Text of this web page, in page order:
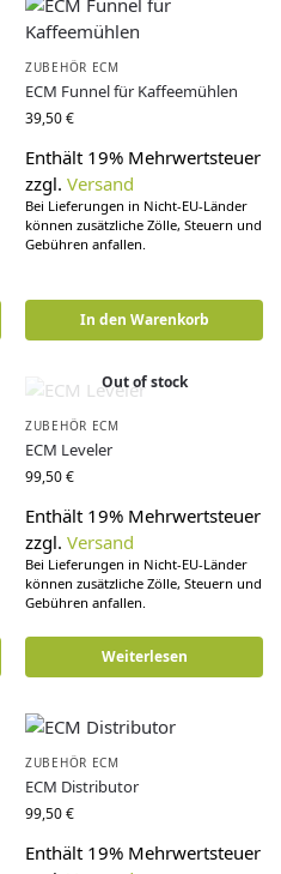
ZUBEHÖR ECM
ECM Funnel für Kaffeemühlen
39,50€
Enthält 19% Mehrwertsteuer
zzgl. Versand
Bei Lieferungen in Nicht-EU-Länder
können zusätzliche Zölle, Steuern und
Gebühren anfallen.
In den Warenkorb
Out of stock
ZUBEHÖR ECM
ECM Leveler
99,50€
Enthält 19% Mehrwertsteuer
zzgl. Versand
Bei Lieferungen in Nicht-EU-Länder
können zusätzliche Zölle, Steuern und
Gebühren anfallen.
Weiterlesen
ZUBEHÖR ECM
ECM Distributor
99,50€
Enthält 19% Mehrwertsteuer